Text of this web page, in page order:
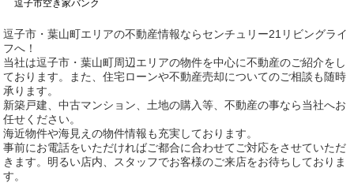
逗子市空き家バンク
逗子市・葉山町エリアの不動産情報ならセンチュリー21リビングライ
フへ！
当社は逗子市・葉山町周辺エリアの物件を中心に不動産のご紹介をし
ております。また、住宅ローンや不動産売却についてのご相談も随時
承ります。
新築戸建、中古マンション、土地の購入等、不動産の事なら当社へお
任せください。
海近物件や海見えの物件情報も充実しております。
事前にお電話をいただければご都合に合わせてご対応をさせていただ
きます。明るい店内、スタッフでお客様のご来店をお待ちしておりま
す。